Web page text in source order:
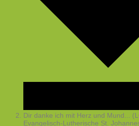
Dir danke ich mit Herz und Mund...
Evangelisch-Lutherische St.